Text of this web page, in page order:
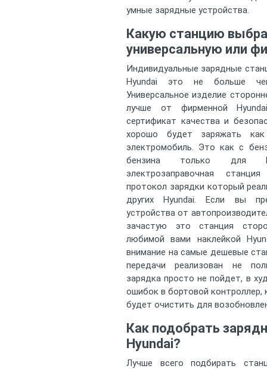
умные зарядные устройства.
Какую станцию
универсальную или
Индивидуальные зарядные
Hyundai это не больше
Универсальное изделие
лучше от фирменной
сертификат качества и
хорошо будет заряжать
электромобиль. Это как с
бензина только для
электрозаправочная
протокол зарядки который
других Hyundai. Если вы
устройства от
зачастую это станция
любимой вами наклейкой
внимание на самые дешевые
передачи реализован не
зарядка просто не пойдет, в
ошибок в бортовой контроллер,
будет очистить для
Как подобрать
Hyundai?
Лучше всего подбирать